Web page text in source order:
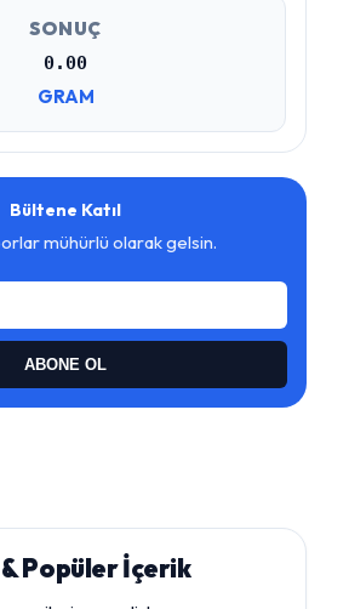
SONUÇ
0.00
GRAM
Bültene Katıl
mühürlü olarak gelsin.
ABONE OL
& Popüler İçerik